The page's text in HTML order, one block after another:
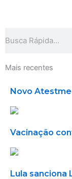
Mais recentes
Novo
Vacinação
Lula sanciona